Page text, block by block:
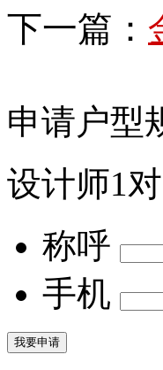
下一篇：
申请户型
设计师1
称呼
手机